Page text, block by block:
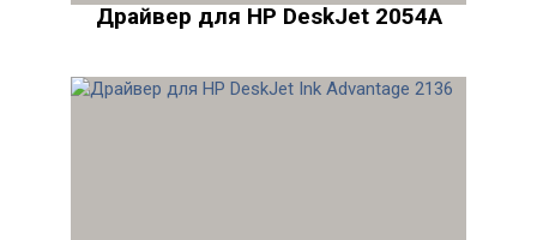
Драйвер для HP DeskJet 2054A